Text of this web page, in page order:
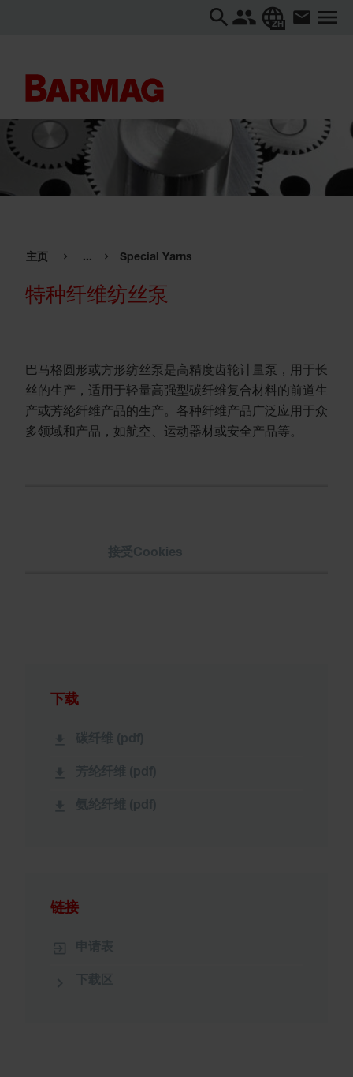
ZH
主页 ... Special Yarns
特种纤维纺丝泵
巴马格圆形或方形纺丝泵是高精度齿轮计量泵，用于长
丝的生产，适用于轻量高强型碳纤维复合材料的前道生
产或芳纶纤维产品的生产。各种纤维产品广泛应用于众
多领域和产品，如航空、运动器材或安全产品等。
接受Cookies
下载
链接